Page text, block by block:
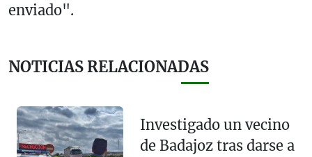
enviado".
NOTICIAS RELACIONADAS
Investigado un vecino
de Badajoz tras darse a